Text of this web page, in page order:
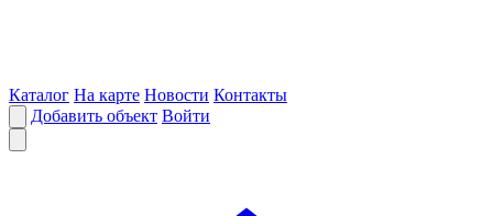
Каталог На карте Новости Контакты
Добавить объект Войти